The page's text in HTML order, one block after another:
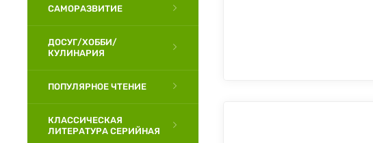
САМОРАЗВИТИЕ
ДОСУГ/ХОББИ/
КУЛИНАРИЯ
ПОПУЛЯРНОЕ ЧТЕНИЕ
КЛАССИЧЕСКАЯ
ЛИТЕРАТУРА СЕРИЙНАЯ